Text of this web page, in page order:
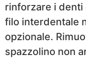
rinforzare i denti
filo interdentale
opzionale.
spazzolino non